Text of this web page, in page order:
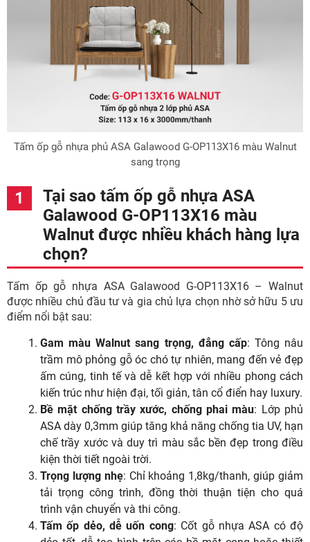
Tấm ốp gỗ nhựa phủ ASA Galawood G-OP113X16 màu Walnut
sang trọng
Tại sao tấm ốp gỗ nhựa ASA
Galawood G-OP113X16 màu
Walnut được nhiều khách hàng lựa
chọn?
Tấm ốp gỗ nhựa ASA Galawood G-OP113X16 – Walnut
được nhiều chủ đầu tư và gia chủ lựa chọn nhờ sở hữu 5 ưu
điểm nổi bật sau:
Gam màu Walnut sang trọng, đẳng cấp: Tông nâu
trầm mô phỏng gỗ óc chó tự nhiên, mang đến vẻ đẹp
ấm cúng, tinh tế và dễ kết hợp với nhiều phong cách
kiến trúc như hiện đại, tối giản, tân cổ điển hay luxury.
Bề mặt chống trầy xước, chống phai màu: Lớp phủ
ASA dày 0,3mm giúp tăng khả năng chống tia UV, hạn
chế trầy xước và duy trì màu sắc bền đẹp trong điều
kiện thời tiết ngoài trời.
Trọng lượng nhẹ: Chỉ khoảng 1,8kg/thanh, giúp giảm
tải trọng công trình, đồng thời thuận tiện cho quá
trình vận chuyển và thi công.
Tấm ốp dẻo, dễ uốn cong: Cốt gỗ nhựa ASA có độ